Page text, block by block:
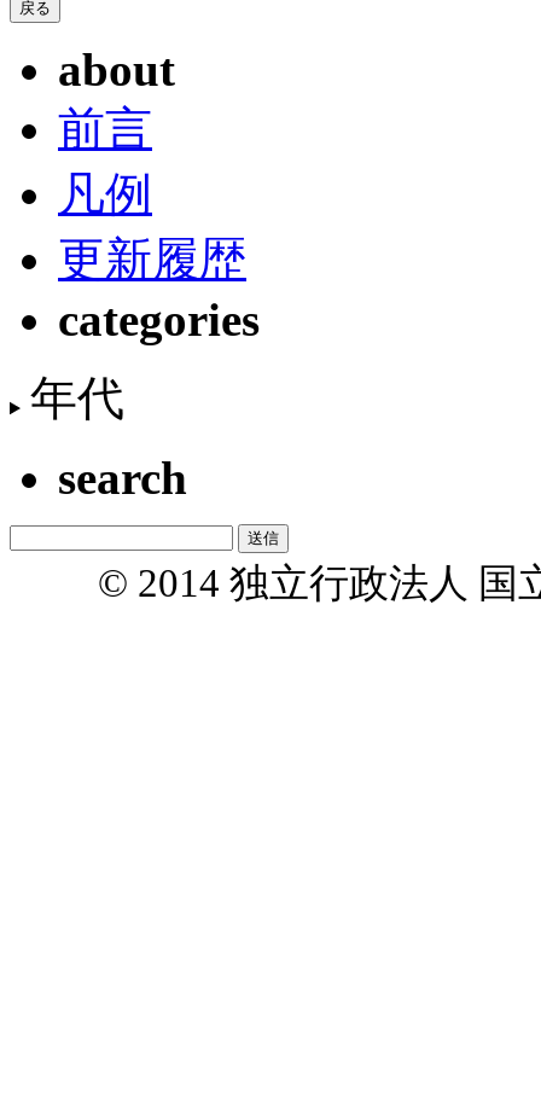
about
前言
凡例
更新履歴
categories
年代
search
© 2014 独立行政法人 国